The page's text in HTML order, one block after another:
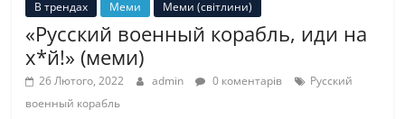
В трендах Меми Меми (світлини)
«Русский военный корабль, иди на
х*й!» (меми)
26 Лютого, 2022 admin 0 коментарів
Русский
военный корабль